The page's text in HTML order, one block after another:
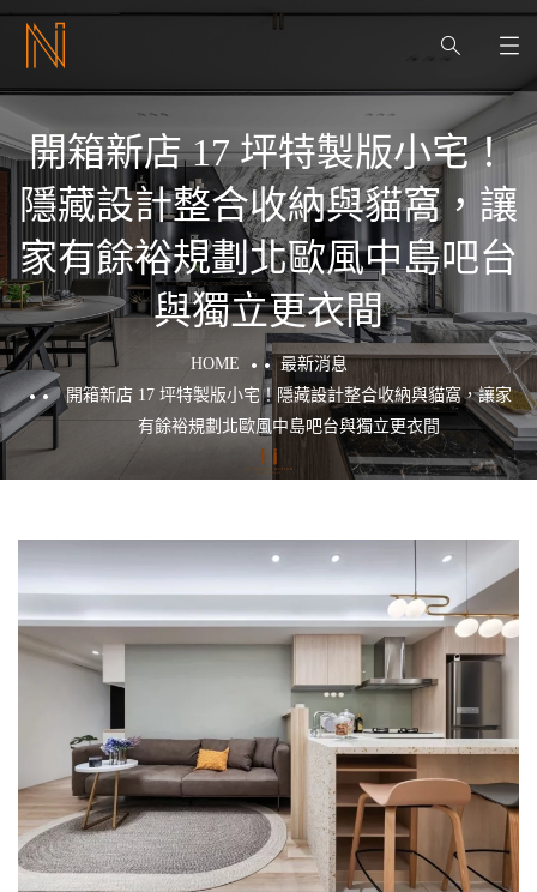
開箱新店 17 坪特製版小宅！
隱藏設計整合收納與貓窩，讓
家有餘裕規劃北歐風中島吧台
與獨立更衣間
HOME
最新消息
開箱新店 17 坪特製版小宅！隱藏設計整合收納與貓窩，讓家
有餘裕規劃北歐風中島吧台與獨立更衣間